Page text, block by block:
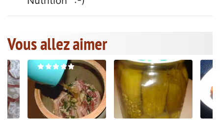
Vous allez aimer